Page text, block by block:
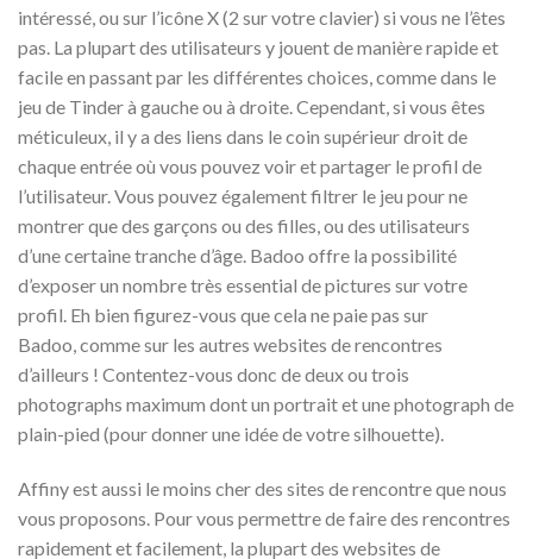
intéressé, ou sur l’icône X (2 sur votre clavier) si vous ne l’êtes
pas. La plupart des utilisateurs y jouent de manière rapide et
facile en passant par les différentes choices, comme dans le
jeu de Tinder à gauche ou à droite. Cependant, si vous êtes
méticuleux, il y a des liens dans le coin supérieur droit de
chaque entrée où vous pouvez voir et partager le profil de
l’utilisateur. Vous pouvez également filtrer le jeu pour ne
montrer que des garçons ou des filles, ou des utilisateurs
d’une certaine tranche d’âge. Badoo offre la possibilité
d’exposer un nombre très essential de pictures sur votre
profil. Eh bien figurez-vous que cela ne paie pas sur
Badoo, comme sur les autres websites de rencontres
d’ailleurs ! Contentez-vous donc de deux ou trois
photographs maximum dont un portrait et une photograph de
plain-pied (pour donner une idée de votre silhouette).
Affiny est aussi le moins cher des sites de rencontre que nous
vous proposons. Pour vous permettre de faire des rencontres
rapidement et facilement, la plupart des websites de